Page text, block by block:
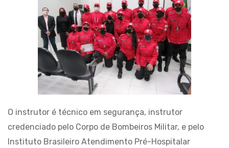
O instrutor é técnico em segurança, instrutor
credenciado pelo Corpo de Bombeiros Militar, e pelo
Instituto Brasileiro Atendimento Pré-Hospitalar